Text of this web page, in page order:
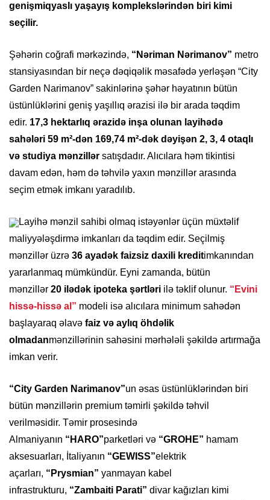
genişmiqyaslı yaşayış komplekslərindən biri kimi
seçilir.
Şəhərin coğrafi mərkəzində, “Nəriman Nərimanov” metro
stansiyasından bir neçə dəqiqəlik məsafədə yerləşən “City
Garden Narimanov” sakinlərinə şəhər həyatının bütün
üstünlüklərini geniş yaşıllıq ərazisi ilə bir arada təqdim
edir. 17,3 hektarlıq ərazidə inşa olunan layihədə
sahələri 59 m²-dən 169,74 m²-dək dəyişən 2, 3, 4 otaqlı
və studiya mənzillər satışdadır. Alıcılara həm tikintisi
davam edən, həm də təhvilə yaxın mənzillər arasında
seçim etmək imkanı yaradılıb.
Layihə mənzil sahibi olmaq istəyənlər üçün müxtəlif
maliyyələşdirmə imkanları da təqdim edir. Seçilmiş
mənzillər üzrə 36 ayadək faizsiz daxili kreditimkanından
yararlanmaq mümkündür. Eyni zamanda, bütün
mənzillər 20 ilədək ipoteka şərtləri ilə təklif olunur. “Evini
hissə-hissə al” modeli isə alıcılara minimum sahədən
başlayaraq əlavə faiz və aylıq öhdəlik
olmadanmənzillərinin sahəsini mərhələli şəkildə artırmağa
imkan verir.
“City Garden Narimanov”un əsas üstünlüklərindən biri
bütün mənzillərin premium təmirli şəkildə təhvil
verilməsidir. Təmir prosesində
Almaniyanın “HARO”parketləri və “GROHE” hamam
aksesuarları, İtaliyanın “GEWISS”elektrik
açarları, “Prysmian” yanmayan kabel
infrastrukturu, “Zambaiti Parati” divar kağızları kimi